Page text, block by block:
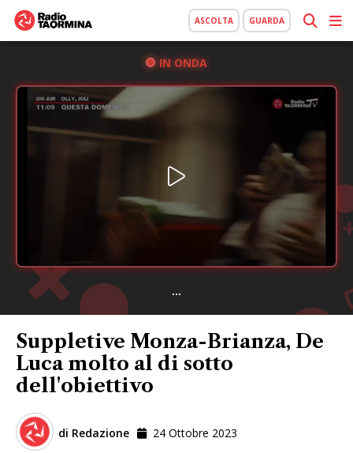
ASCOLTA GUARDA
IN ONDA
...
Suppletive Monza-Brianza, De
Luca molto al di sotto
dell'obiettivo
di Redazione 24 Ottobre 2023